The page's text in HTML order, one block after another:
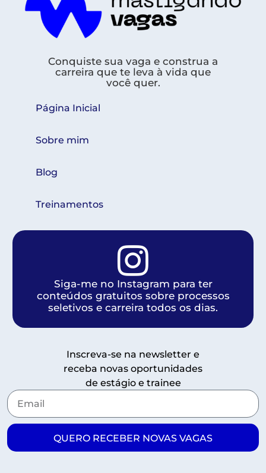
Conquiste sua vaga e construa a
carreira que te leva à vida que
você quer.
Página Inicial
Sobre mim
Blog
Treinamentos
Siga-me no Instagram para ter
conteúdos gratuitos sobre processos
seletivos e carreira todos os dias.
Inscreva-se na newsletter e
receba novas oportunidades
de estágio e trainee
QUERO RECEBER NOVAS VAGAS